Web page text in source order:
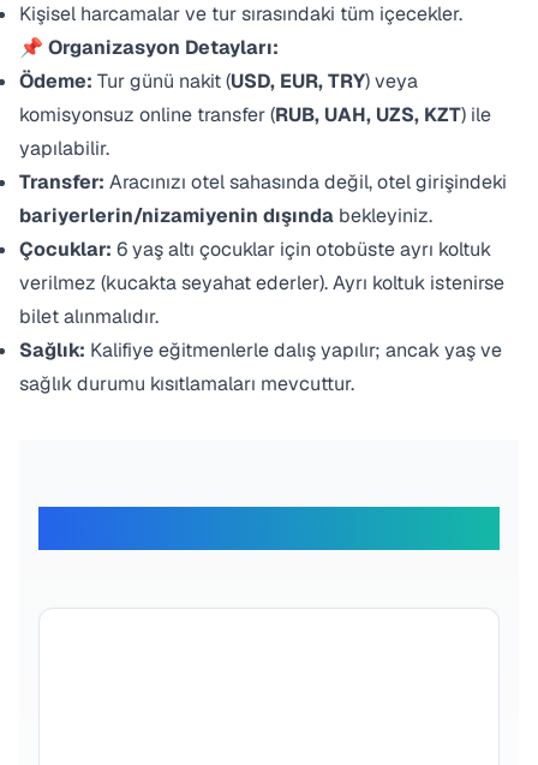
Kişisel harcamalar ve tur sırasındaki tüm içecekler.
📌 Organizasyon Detayları:
Ödeme: Tur günü nakit (USD, EUR, TRY) veya
komisyonsuz online transfer (RUB, UAH, UZS, KZT) ile
yapılabilir.
Transfer: Aracınızı otel sahasında değil, otel girişindeki
bariyerlerin/nizamiyenin dışında bekleyiniz.
Çocuklar: 6 yaş altı çocuklar için otobüste ayrı koltuk
verilmez (kucakta seyahat ederler). Ayrı koltuk istenirse
bilet alınmalıdır.
Sağlık: Kalifiye eğitmenlerle dalış yapılır; ancak yaş ve
sağlık durumu kısıtlamaları mevcuttur.